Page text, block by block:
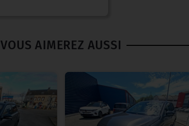
VOUS AIMEREZ AUSSI